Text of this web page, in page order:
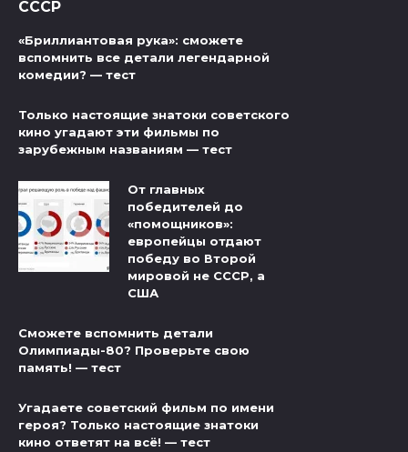
СССР
«Бриллиантовая рука»: сможете
вспомнить все детали легендарной
комедии? — тест
Только настоящие знатоки советского
кино угадают эти фильмы по
зарубежным названиям — тест
От главных
победителей до
«помощников»:
европейцы отдают
победу во Второй
мировой не СССР, а
США
Сможете вспомнить детали
Олимпиады-80? Проверьте свою
память! — тест
Угадаете советский фильм по имени
героя? Только настоящие знатоки
кино ответят на всё! — тест